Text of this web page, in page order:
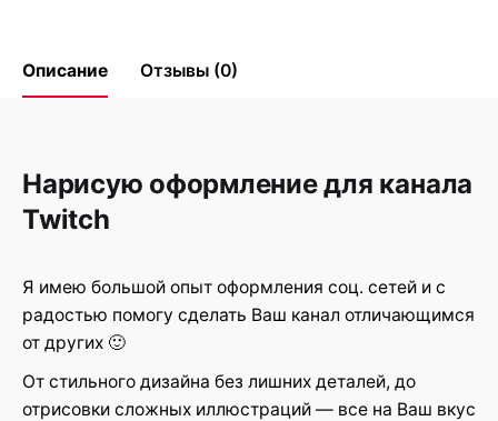
Описание Отзывы (0)
Нарисую оформление для канала
Twitch
Я имею большой опыт оформления соц. сетей и с
радостью помогу сделать Ваш канал отличающимся
от других 🙂
От стильного дизайна без лишних деталей, до
отрисовки сложных иллюстраций — все на Ваш вкус
There are no reviews yet.
Be the first to review “Дизайн в
Ваш адрес email не будет
опубликован.
Обязательные поля